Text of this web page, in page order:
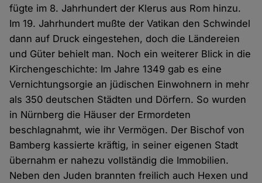
fügte im 8. Jahrhundert der Klerus aus Rom hinzu.
Im 19. Jahrhundert mußte der Vatikan den Schwindel
dann auf Druck eingestehen, doch die Ländereien
und Güter behielt man. Noch ein weiterer Blick in die
Kirchengeschichte: Im Jahre 1349 gab es eine
Vernichtungsorgie an jüdischen Einwohnern in mehr
als 350 deutschen Städten und Dörfern. So wurden
in Nürnberg die Häuser der Ermordeten
beschlagnahmt, wie ihr Vermögen. Der Bischof von
Bamberg kassierte kräftig, in seiner eigenen Stadt
übernahm er nahezu vollständig die Immobilien.
Neben den Juden brannten freilich auch Hexen und